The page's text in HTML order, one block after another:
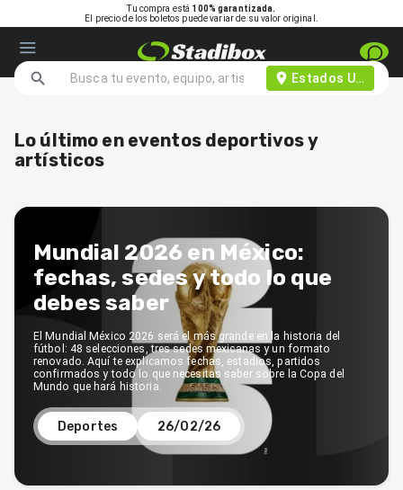
Tu compra está 100% garantizada.
El precio de los boletos puede variar de su valor original.
Estados Unidos
Lo último en eventos deportivos y
artísticos
Mundial 2026 en México:
fechas, sedes y todo lo que
debes saber
Deportes 26/02/26
El Mundial México 2026 será el más grande en la historia del
fútbol: 48 selecciones, tres sedes mexicanas y un formato
renovado. Aquí te explicamos fechas, estadios, partidos
confirmados y todo lo que necesitas saber sobre la Copa del
Mundo que hará historia.